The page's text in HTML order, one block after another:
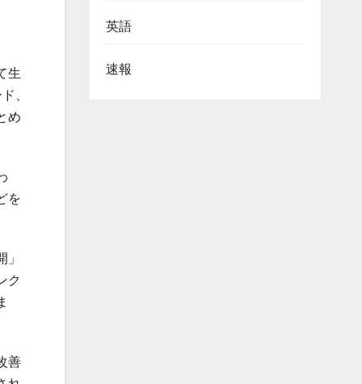
生
、
め
を
ク
善
英語
速報